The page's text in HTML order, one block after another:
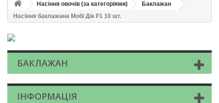
Насіння овочів (за категоріями)
Баклажан
Насіння баклажана Мобі Дік F1 10 шт.
БАКЛАЖАН
ІНФОРМАЦІЯ